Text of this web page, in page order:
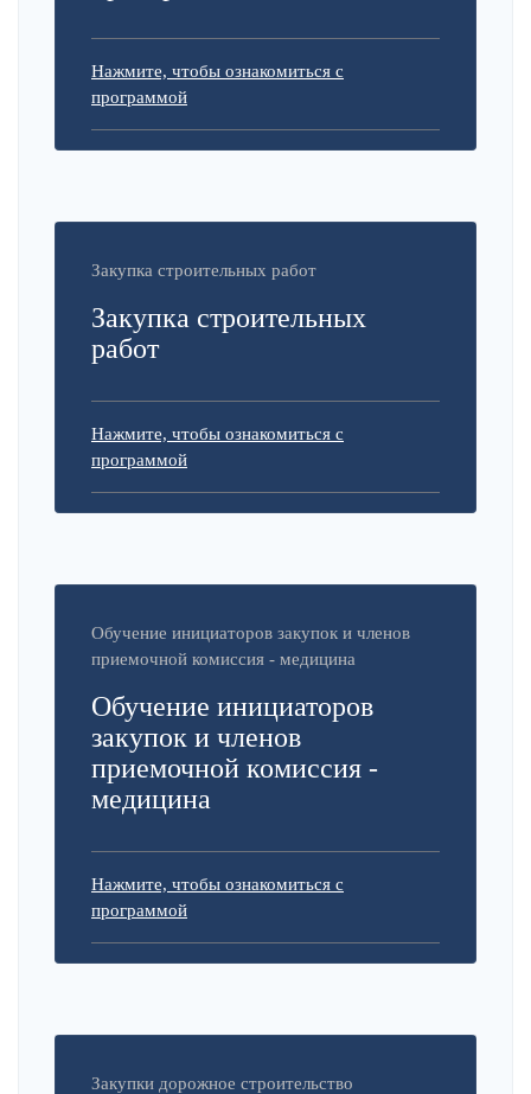
Нажмите, чтобы ознакомиться с
программой
Закупка строительных работ
Закупка строительных
работ
Нажмите, чтобы ознакомиться с
программой
Обучение инициаторов закупок и членов
приемочной комиссия - медицина
Обучение инициаторов
закупок и членов
приемочной комиссия -
медицина
Нажмите, чтобы ознакомиться с
программой
Закупки дорожное строительство